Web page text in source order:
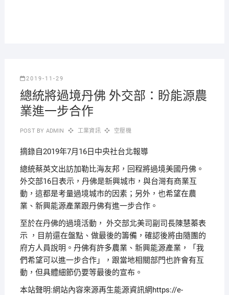
2019-11-29
總統將過境丹佛 外交部：盼能源農
業進一步合作
POST BY ADMIN 工業資訊 空壓機
摘錄自2019年7月16日中央社台北報導
總統蔡英文出訪加勒比海友邦，回程將過境美國丹佛。
外交部16日表示，丹佛是新興城市，與台灣有商業互
動，這都是考量過境城市的因素；另外，也希望在農
業、新興能源產業跟丹佛有進一步合作。
至於在丹佛的過境活動， 外交部北美司副司長陳慧蓁表
示 ，目前還在盤點、做最後的籌備，確認後將由隨團的
府方人員說明。丹佛有許多農業、新興能源產業，「我
們希望可以進一步合作」，跟當地相關部門也許會有互
動，但具體細節仍要等最後的宣布。
本站聲明:網站內容來源再生能源資訊網https://e-